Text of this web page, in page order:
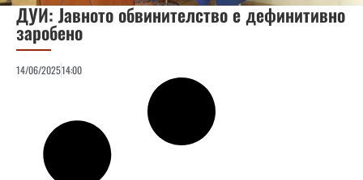
ДУИ: Јавното обвинителство е дефинитивно
заробено
14/06/202514:00